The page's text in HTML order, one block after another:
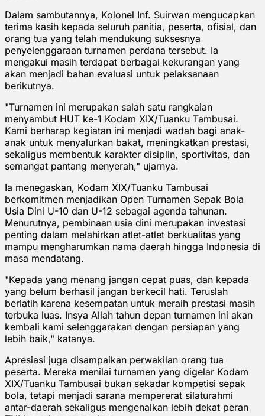
Dalam sambutannya, Kolonel Inf. Suirwan mengucapkan
terima kasih kepada seluruh panitia, peserta, ofisial, dan
orang tua yang telah mendukung suksesnya
penyelenggaraan turnamen perdana tersebut. Ia
mengakui masih terdapat berbagai kekurangan yang
akan menjadi bahan evaluasi untuk pelaksanaan
berikutnya.
"Turnamen ini merupakan salah satu rangkaian
menyambut HUT ke-1 Kodam XIX/Tuanku Tambusai.
Kami berharap kegiatan ini menjadi wadah bagi anak-
anak untuk menyalurkan bakat, meningkatkan prestasi,
sekaligus membentuk karakter disiplin, sportivitas, dan
semangat pantang menyerah," ujarnya.
Ia menegaskan, Kodam XIX/Tuanku Tambusai
berkomitmen menjadikan Open Turnamen Sepak Bola
Usia Dini U-10 dan U-12 sebagai agenda tahunan.
Menurutnya, pembinaan usia dini merupakan investasi
penting dalam melahirkan atlet-atlet berkualitas yang
mampu mengharumkan nama daerah hingga Indonesia di
masa mendatang.
"Kepada yang menang jangan cepat puas, dan kepada
yang belum berhasil jangan berkecil hati. Teruslah
berlatih karena kesempatan untuk meraih prestasi masih
terbuka luas. Insya Allah tahun depan turnamen ini akan
kembali kami selenggarakan dengan persiapan yang
lebih baik," katanya.
Apresiasi juga disampaikan perwakilan orang tua
peserta. Mereka menilai turnamen yang digelar Kodam
XIX/Tuanku Tambusai bukan sekadar kompetisi sepak
bola, tetapi menjadi sarana mempererat silaturahmi
antar-daerah sekaligus mengenalkan lebih dekat peran